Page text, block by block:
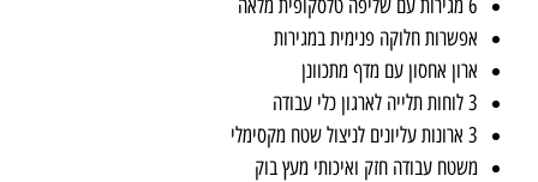
6 מגירות עם שליפה טלסקופית מלאה
אפשרות חלוקה פנימית במגירות
ארון אחסון עם מדף מתכוונן
3 לוחות תלייה לארגון כלי עבודה
3 ארונות עליונים לניצול שטח מקסימלי
משטח עבודה חזק ואיכותי מעץ בוק